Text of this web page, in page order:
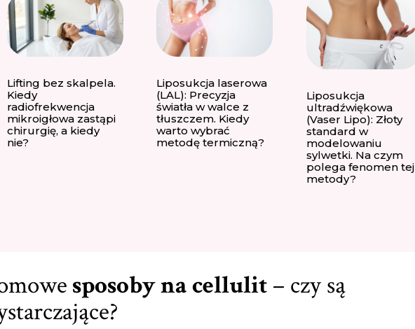
Lifting bez skalpela.
Kiedy
radiofrekwencja
mikroigłowa zastąpi
chirurgię, a kiedy
nie?
Liposukcja laserowa
(LAL): Precyzja
światła w walce z
tłuszczem. Kiedy
warto wybrać
metodę termiczną?
Liposukcja
ultradźwiękowa
(Vaser Lipo): Złoty
standard w
modelowaniu
sylwetki. Na czym
polega fenomen tej
metody?
sposoby na cellulit– czy są